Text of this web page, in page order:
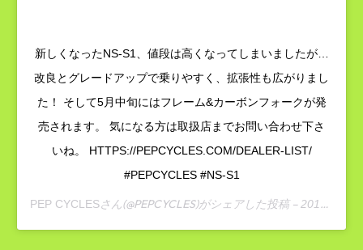
新しくなったNS-S1、値段は高くなってしまいましたが…
改良とグレードアップで乗りやすく、拡張性も広がりまし
た！ そして5月中旬にはフレーム&カーボンフォークが発
売されます。 気になる方は取扱店までお問い合わせ下さ
いね。 HTTPS://PEPCYCLES.COM/DEALER-LIST/
#PEPCYCLES #NS-S1
PEP CYCLESさん(@PEPCYCLES)がシェアした投稿 –2019年 5月月7日午後6時44分PDT